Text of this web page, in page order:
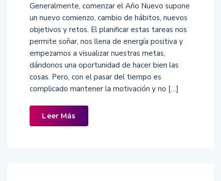
Generalmente, comenzar el Año Nuevo supone
un nuevo comienzo, cambio de hábitos, nuevos
objetivos y retos. El planificar estas tareas nos
permite soñar, nos llena de energía positiva y
empezamos a visualizar nuestras metas,
dándonos una oportunidad de hacer bien las
cosas. Pero, con el pasar del tiempo es
complicado mantener la motivación y no […]
Leer Más